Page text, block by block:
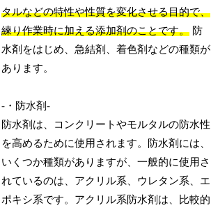
タルなどの特性や性質を変化させる目的で、
練り作業時に加える添加剤のことです。 防
水剤をはじめ、急結剤、着色剤などの種類が
あります。
-・防水剤-
防水剤は、コンクリートやモルタルの防水性
を高めるために使用されます。防水剤には、
いくつか種類がありますが、一般的に使用さ
れているのは、アクリル系、ウレタン系、エ
ポキシ系です。アクリル系防水剤は、比較的